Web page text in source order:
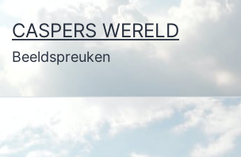
naar
de
inhoud
CASPERS WERELD
Beeldspreuken